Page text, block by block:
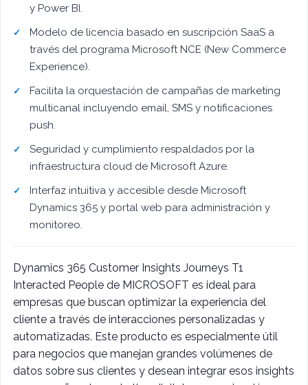
y Power BI.
Modelo de licencia basado en suscripción SaaS a
través del programa Microsoft NCE (New Commerce
Experience).
Facilita la orquestación de campañas de marketing
multicanal incluyendo email, SMS y notificaciones
push.
Seguridad y cumplimiento respaldados por la
infraestructura cloud de Microsoft Azure.
Interfaz intuitiva y accesible desde Microsoft
Dynamics 365 y portal web para administración y
monitoreo.
Dynamics 365 Customer Insights Journeys T1
Interacted People de MICROSOFT es ideal para
empresas que buscan optimizar la experiencia del
cliente a través de interacciones personalizadas y
automatizadas. Este producto es especialmente útil
para negocios que manejan grandes volúmenes de
datos sobre sus clientes y desean integrar esos insights